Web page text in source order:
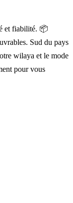
et fiabilité. 📦
Sud du pays
wilaya et le mode
pour vous